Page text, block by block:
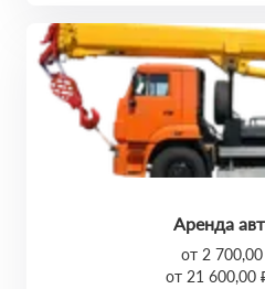
Аренда
от 2
от 21 600,00